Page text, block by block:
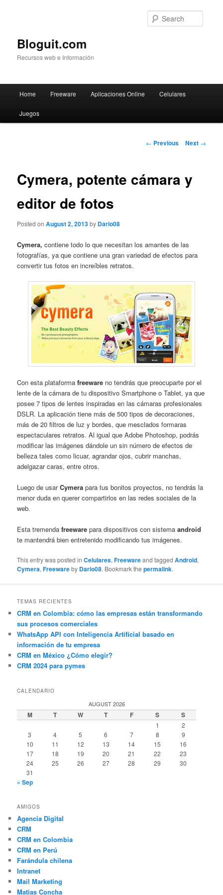
Bloguit.com
Recursos web e Información
Skip
to
Home Freeware Aplicaciones Online Celulares
Juegos
Post
← Previous Next →
Cymera, potente cámara y
editor de fotos
Posted onAugust 2, 2013by Dario08
Cymera,contiene todo lo que necesitan los amantes de las
fotografías, ya que contiene una gran variedad de efectos para
convertir tus fotos en increíbles retratos.
Con esta plataformafreeware no tendrás que preocuparte por el
lente de la cámara de tu dispositivo Smartphone o Tablet, ya que
posee 7 tipos de lentes inspiradas en las cámaras profesionales
DSLR. La aplicación tiene más de 500 tipos de decoraciones,
más de 20 filtros de luz y bordes, que mesclados formaras
espectaculares retratos. Al igual que Adobe Photoshop, podrás
modificar las imágenes dándole un sin número de efectos de
belleza tales como licuar, agrandar ojos, cubrir manchas,
adelgazar caras, entre otros.
Luego de usarCymerapara tus bonitos proyectos, no tendrás la
menor duda en querer compartirlos en las redes sociales de la
web.
Esta tremendafreewarepara dispositivos con sistemaandroid
te mantendrá bien entretenido modificando tus imágenes.
This entry was posted inCelulares,Freewareand taggedAndroid,
Cymera,Freewareby Dario08. Bookmark thepermalink.
TEMAS RECIENTES
CRM en Colombia: cómo las empresas están transformando
sus procesos comerciales
WhatsApp API con Inteligencia Artificial basado en
información de tu empresa
CRM en México ¿Cómo elegir?
CRM 2024 para pymes
CALENDARIO
AUGUST 2026
M T W T F S S
1
2
3
4 5 6 7 8
9
10
11 12 13 14 15
16
17
18 19 20 21 22
23
24
25 26 27 28 29
30
31
« Sep
AMIGOS
Agencia Digital
CRM
CRM en Colombia
CRM en Perú
Farándula chilena
Intranet
Mail Marketing
Matias Concha